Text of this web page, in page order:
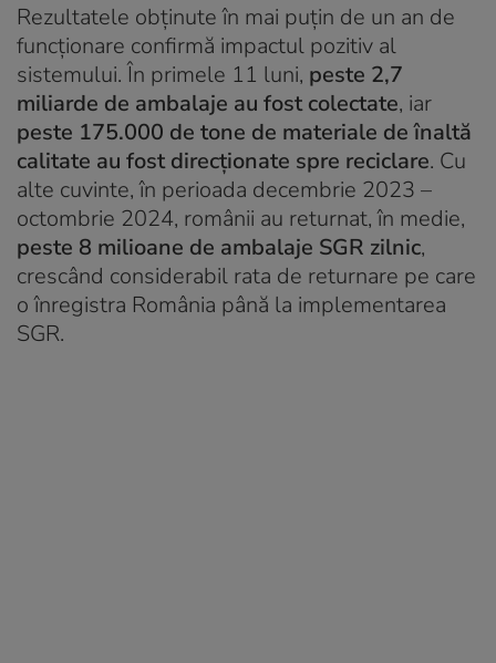
Rezultatele obținute în mai puțin de un an de
funcționare confirmă impactul pozitiv al
sistemului. În primele 11 luni, peste 2,7
miliarde de ambalaje au fost colectate, iar
peste 175.000 de tone de materiale de înaltă
calitate au fost direcționate spre reciclare. Cu
alte cuvinte, în perioada decembrie 2023 –
octombrie 2024, românii au returnat, în medie,
peste 8 milioane de ambalaje SGR zilnic,
crescând considerabil rata de returnare pe care
o înregistra România până la implementarea
SGR.